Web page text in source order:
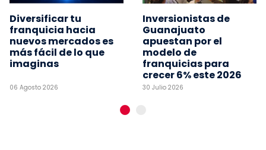
Diversificar tu
franquicia hacia
nuevos mercados es
más fácil de lo que
imaginas
06 Agosto 2026
Inversionistas de
Guanajuato
apuestan por el
modelo de
franquicias para
crecer 6% este 2026
30 Julio 2026